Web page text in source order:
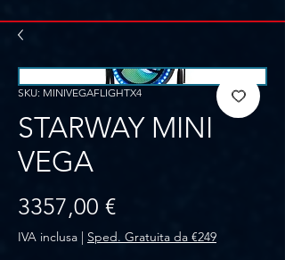
SKU: MINIVEGAFLIGHTX4
STARWAY MINI
VEGA
3357,00 €Prezzo
IVA inclusa | Sped. Gratuita da €249